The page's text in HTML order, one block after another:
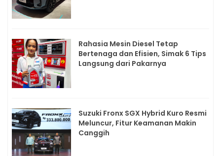
Rahasia Mesin Diesel Tetap
Bertenaga dan Efisien, Simak 6 Tips
Langsung dari Pakarnya
Suzuki Fronx SGX Hybrid Kuro Resmi
Meluncur, Fitur Keamanan Makin
Canggih